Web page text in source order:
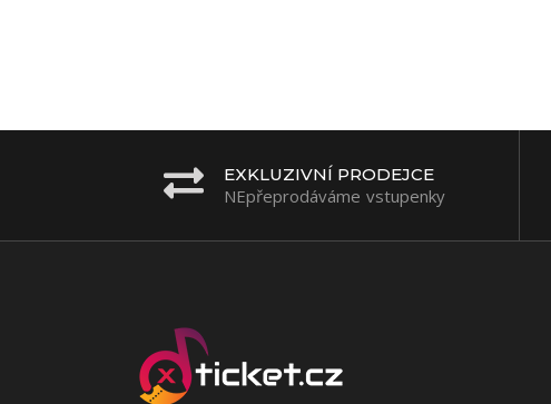
EXKLUZIVNÍ PRODEJCE
NEpřeprodáváme vstupenky